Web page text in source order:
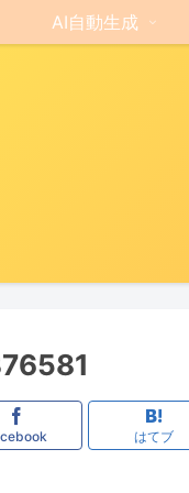
AI自動生成
はてブ